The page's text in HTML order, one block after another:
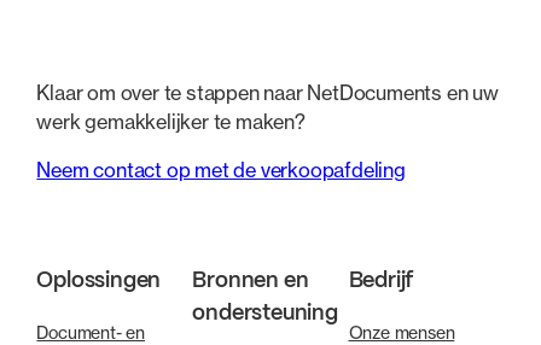
Klaar om over te stappen naar NetDocuments en uw
werk gemakkelijker te maken?
Neem contact op met de verkoopafdeling
Oplossingen
Document- en
Bronnen en
ondersteuning
Bedrijf
Onze mensen